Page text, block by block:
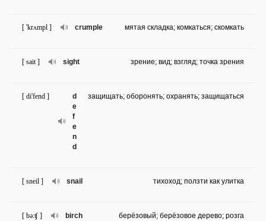
crumple
[ 'krʌmpl ] мятая складка; комкаться; скомкать
sight
[ sait ] зрение; вид; взгляд; точка зрения
d
e
f
e
n
d
[ di'fend ] защищать; оборонять; охранять; защищаться
snail
[ sneil ] тихоход; ползти как улитка
birch
[ bə:ʧ ] берёзовый; берёзовое дерево; розга